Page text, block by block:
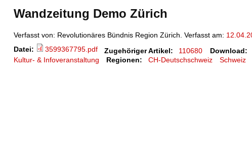
Wandzeitung Demo Zürich
Verfasst von: Revolutionäres Bündnis Region Zürich. Verfasst am:
Datei:
3599367795.pdf Zugehöriger Artikel: 110680 Download:
Kultur- & Infoveranstaltung
Regionen: CH-Deutschschweiz Schweiz